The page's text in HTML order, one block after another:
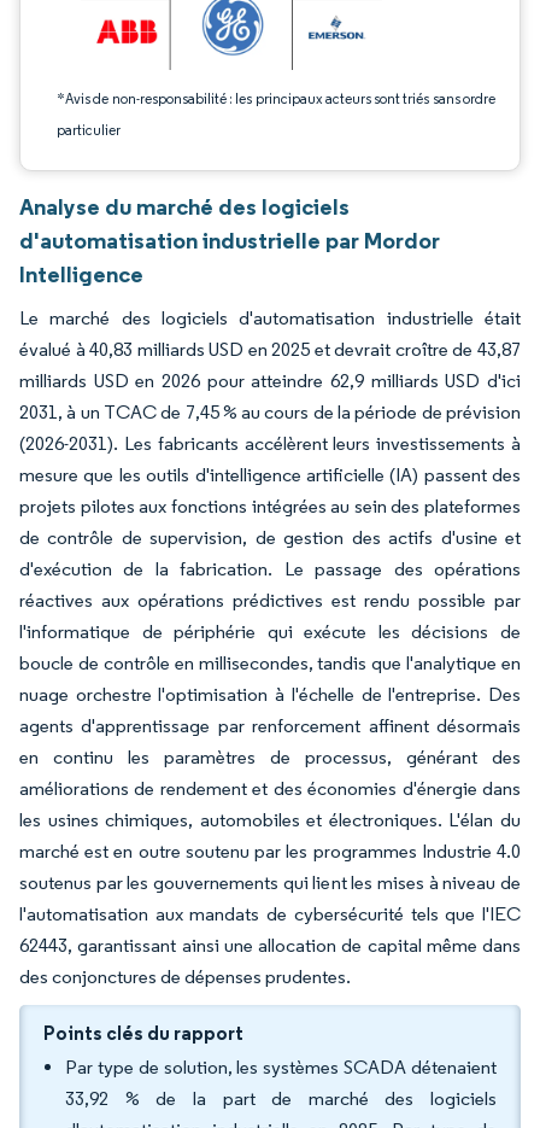
*Avis de non-responsabilité : les principaux acteurs sont triés sans ordre
particulier
Analyse du marché des logiciels
d'automatisation industrielle par Mordor
Intelligence
Le marché des logiciels d'automatisation industrielle était
évalué à 40,83 milliards USD en 2025 et devrait croître de 43,87
milliards USD en 2026 pour atteindre 62,9 milliards USD d'ici
2031, à un TCAC de 7,45 % au cours de la période de prévision
(2026-2031). Les fabricants accélèrent leurs investissements à
mesure que les outils d'intelligence artificielle (IA) passent des
projets pilotes aux fonctions intégrées au sein des plateformes
de contrôle de supervision, de gestion des actifs d'usine et
d'exécution de la fabrication. Le passage des opérations
réactives aux opérations prédictives est rendu possible par
l'informatique de périphérie qui exécute les décisions de
boucle de contrôle en millisecondes, tandis que l'analytique en
nuage orchestre l'optimisation à l'échelle de l'entreprise. Des
agents d'apprentissage par renforcement affinent désormais
en continu les paramètres de processus, générant des
améliorations de rendement et des économies d'énergie dans
les usines chimiques, automobiles et électroniques. L'élan du
marché est en outre soutenu par les programmes Industrie 4.0
soutenus par les gouvernements qui lient les mises à niveau de
l'automatisation aux mandats de cybersécurité tels que l'IEC
62443, garantissant ainsi une allocation de capital même dans
des conjonctures de dépenses prudentes.
Points clés du rapport
Par type de solution, les systèmes SCADA détenaient
33,92 % de la part de marché des logiciels